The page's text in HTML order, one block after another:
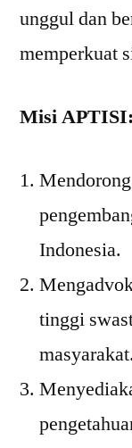
unggul dan
memperkuat
Misi APTISI:
Indonesia.
tinggi
masyarakat.